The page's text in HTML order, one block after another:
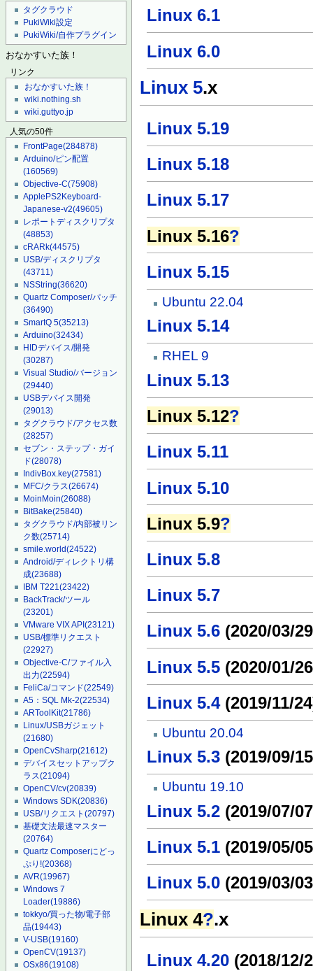
タグクラウド
PukiWiki設定
PukiWiki/自作プラグイン
おなかすいた族！
リンク
おなかすいた族！
wiki.nothing.sh
wiki.guttyo.jp
人気の50件
FrontPage(284878)
Arduino/ピン配置
(160569)
Objective-C(75908)
ApplePS2Keyboard-
Japanese-v2(49605)
レポートディスクリプタ
(48853)
cRARk(44575)
USB/ディスクリプタ
(43711)
NSString(36620)
Quartz Composer/パッチ
(36490)
SmartQ 5(35213)
Arduino(32434)
HIDデバイス/開発
(30287)
Visual Studio/バージョン
(29440)
USBデバイス開発
(29013)
タグクラウド/アクセス数
(28257)
セブン・ステップ・ガイ
ド(28078)
IndivBox.key(27581)
MFC/クラス(26674)
MoinMoin(26088)
BitBake(25840)
タグクラウド/内部被リン
ク数(25714)
smile.world(24522)
Android/ディレクトリ構
成(23688)
IBM T221(23422)
BackTrack/ツール
(23201)
VMware VIX API(23121)
USB/標準リクエスト
(22927)
Objective-C/ファイル入
出力(22594)
FeliCa/コマンド(22549)
A5：SQL Mk-2(22534)
ARToolKit(21786)
Linux/USBガジェット
(21680)
OpenCvSharp(21612)
デバイスセットアップク
ラス(21094)
OpenCV/cv(20839)
Windows SDK(20836)
USB/リクエスト(20797)
基礎文法最速マスター
(20764)
Quartz Composerにどっ
ぷり!(20368)
AVR(19967)
Windows 7
Loader(19886)
tokkyo/買った物/電子部
品(19443)
V-USB(19160)
OpenCV(19137)
OSx86(19108)
Linux 6.1
Linux 6.0
Linux 5.x
Linux 5.19
Linux 5.18
Linux 5.17
Linux 5.16?
Linux 5.15
Ubuntu 22.04
Linux 5.14
RHEL 9
Linux 5.13
Linux 5.12?
Linux 5.11
Linux 5.10
Linux 5.9?
Linux 5.8
Linux 5.7
Linux 5.6 (2020/03/
Linux 5.5 (2020/01/
Linux 5.4(2019/11/
Ubuntu 20.04
Linux 5.3 (2019/09/
Ubuntu 19.10
Linux 5.2 (2019/07/
Linux 5.1 (2019/05/
Linux 5.0 (2019/03/
Linux 4?.x
Linux 4.20 (2018/12/